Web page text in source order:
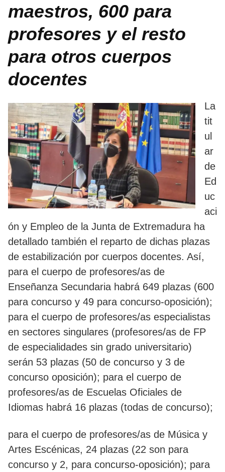
maestros, 600 para
profesores y el resto
para otros cuerpos
docentes
La
tit
ul
ar
de
Ed
uc
aci
ón y Empleo de la Junta de Extremadura ha
detallado también el reparto de dichas plazas
de estabilización por cuerpos docentes. Así,
para el cuerpo de profesores/as de
Enseñanza Secundaria habrá 649 plazas (600
para concurso y 49 para concurso-oposición);
para el cuerpo de profesores/as especialistas
en sectores singulares (profesores/as de FP
de especialidades sin grado universitario)
serán 53 plazas (50 de concurso y 3 de
concurso oposición); para el cuerpo de
profesores/as de Escuelas Oficiales de
Idiomas habrá 16 plazas (todas de concurso);
para el cuerpo de profesores/as de Música y
Artes Escénicas, 24 plazas (22 son para
concurso y 2, para concurso-oposición); para